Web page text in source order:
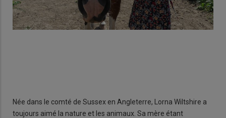
Née dans le comté de Sussex en Angleterre, Lorna Wiltshire a
toujours aimé la nature et les animaux. Sa mère étant